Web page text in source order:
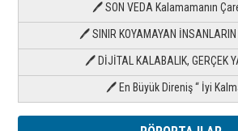
🖊 SON VEDA Kalamamanın
🖊 SINIR KOYAMAYAN İNSANLARIN
🖊 DİJİTAL KALABALIK, GERÇEK
🖊 En Büyük Direniş “ İyi